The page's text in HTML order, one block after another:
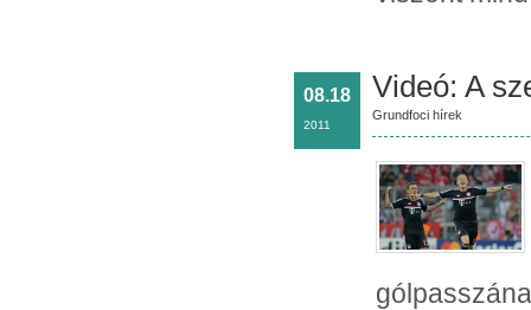
08.18
2011
Videó: A
Grundfoci hírek